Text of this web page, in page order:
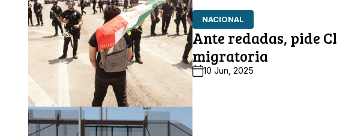
NACIONAL
Ante redadas, pide
migratoria
10 Jun, 2025